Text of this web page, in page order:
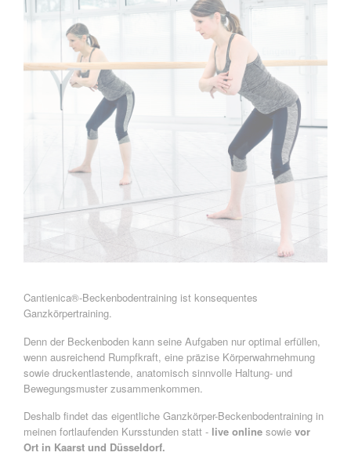
Cantienica®-Beckenbodentraining ist konsequentes
Ganzkörpertraining.
Denn der Beckenboden kann seine Aufgaben nur optimal erfüllen,
wenn ausreichend Rumpfkraft, eine präzise Körperwahrnehmung
sowie druckentlastende, anatomisch sinnvolle Haltung- und
Bewegungsmuster zusammenkommen.
Deshalb findet das eigentliche Ganzkörper-Beckenbodentraining in
meinen fortlaufenden Kursstunden statt - live onlinesowie vor
Ort in Kaarst und Düsseldorf.